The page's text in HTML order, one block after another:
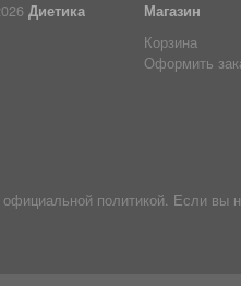
Диетика
Магазин
Корзина
Оформить
политикой. Если вы